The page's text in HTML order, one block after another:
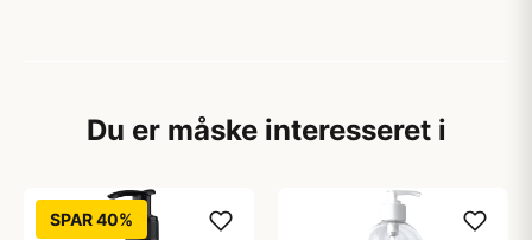
Du er måske interesseret i
SPAR 40%